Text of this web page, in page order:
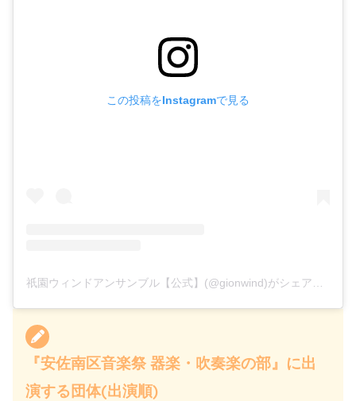
この投稿をInstagramで見る
『安佐南区音楽祭 器楽・吹奏楽の部』に出
演する団体(出演順)